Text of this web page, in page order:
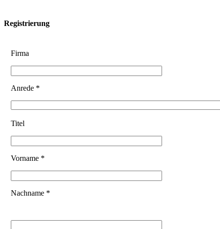
Registrierung
Firma
Anrede *
Titel
Vorname *
Nachname *